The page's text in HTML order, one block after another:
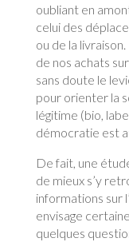
oubliant en
celui des
ou de la
de nos achats
sans doute le
pour orienter la
légitime (bio,
démocratie est
De fait, une
de mieux s’y
informations sur
envisage
quelques